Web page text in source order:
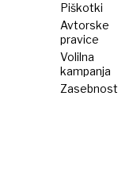
Piškotki
Avtorske
pravice
Volilna
kampanja
Zasebnost